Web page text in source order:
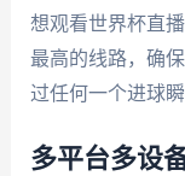
想观看世界杯直
最高的线路，确
过任何一个进球瞬
多平台多设